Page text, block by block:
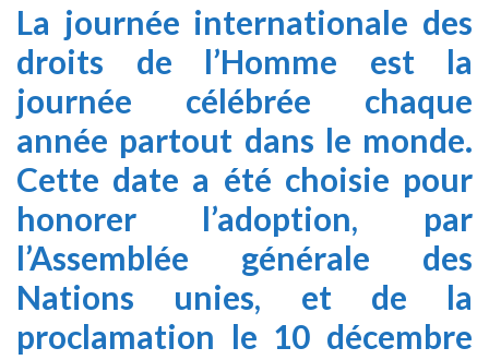
La journée internationale des
droits de l’Homme est la
journée célébrée chaque
année partout dans le monde.
Cette date a été choisie pour
honorer l’adoption, par
l’Assemblée générale des
Nations unies, et de la
proclamation le 10 décembre